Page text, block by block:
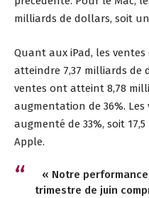
milliards de dollars, soit
Quant aux iPad, les
atteindre 7,37 milliards de
ventes ont atteint 8,78
augmentation de 36%. Les
augmenté de 33%, soit
Apple.
« Notre
trimestre de juin